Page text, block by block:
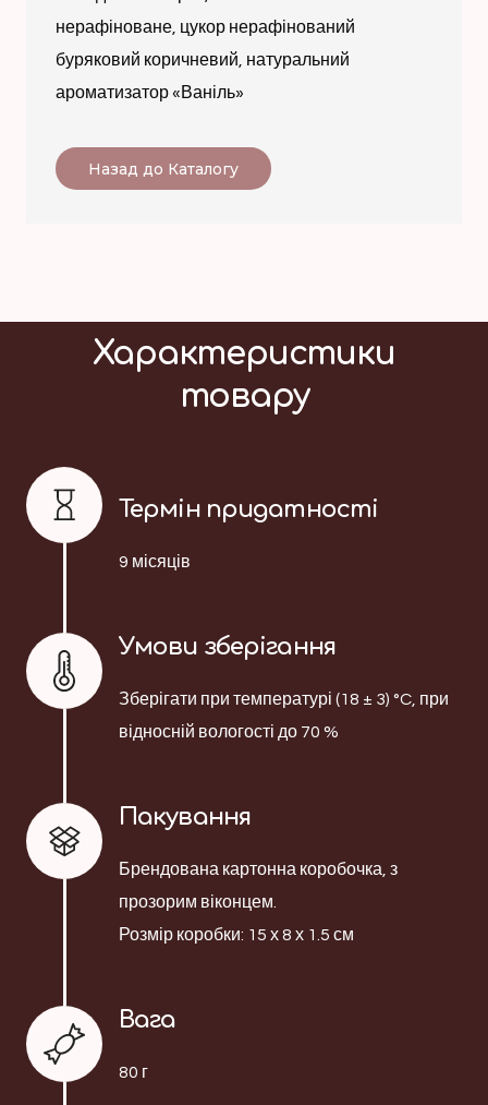
нерафіноване, цукор нерафінований
буряковий коричневий, натуральний
ароматизатор «Ваніль»
Назад до Каталогу
Характеристики
товару
Термін придатності
9 місяців
Умови зберігання
Зберігати при температурі (18 ± 3) °C, при
відносній вологості до 70 %
Пакування
Брендована картонна коробочка, з
прозорим віконцем.
Розмір коробки: 15 х 8 х 1.5 см
Вага
80 г